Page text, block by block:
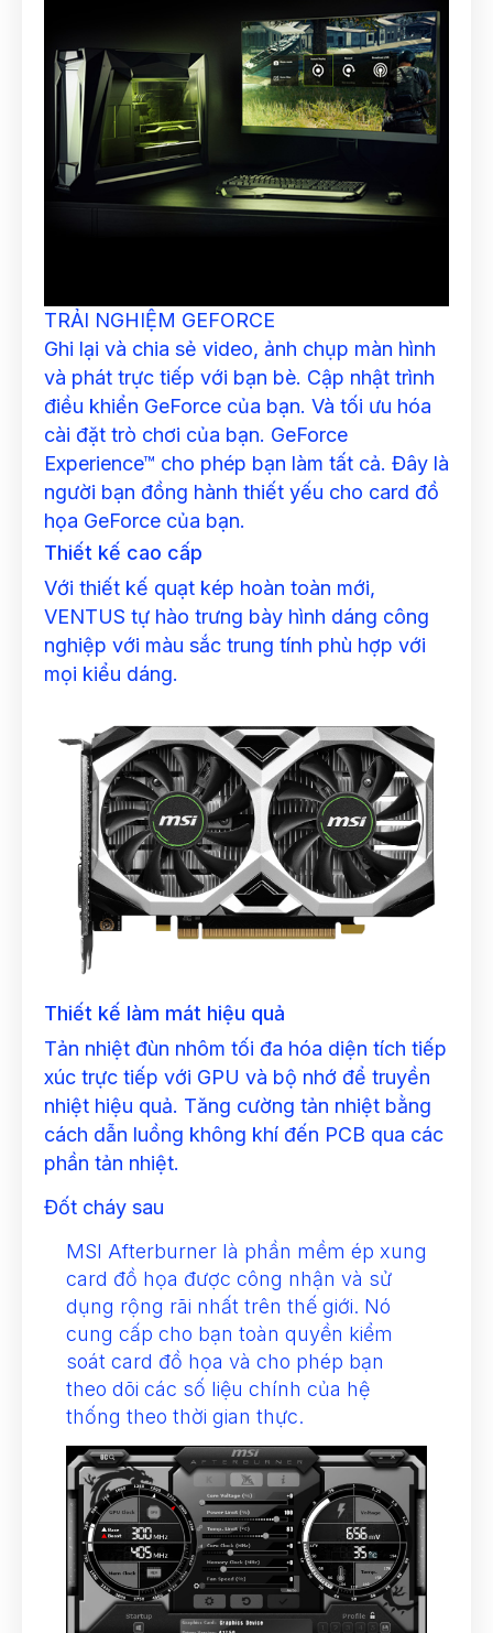
TRẢI NGHIỆM GEFORCE
Ghi lại và chia sẻ video, ảnh chụp màn hình
và phát trực tiếp với bạn bè. Cập nhật trình
điều khiển GeForce của bạn. Và tối ưu hóa
cài đặt trò chơi của bạn. GeForce
Experience™ cho phép bạn làm tất cả. Đây là
người bạn đồng hành thiết yếu cho card đồ
họa GeForce của bạn.
Thiết kế cao cấp
Với thiết kế quạt kép hoàn toàn mới,
VENTUS tự hào trưng bày hình dáng công
nghiệp với màu sắc trung tính phù hợp với
mọi kiểu dáng.
Thiết kế làm mát hiệu quả
Tản nhiệt đùn nhôm tối đa hóa diện tích tiếp
xúc trực tiếp với GPU và bộ nhớ để truyền
nhiệt hiệu quả. Tăng cường tản nhiệt bằng
cách dẫn luồng không khí đến PCB qua các
phần tản nhiệt.
Đốt cháy sau
MSI Afterburner là phần mềm ép xung
card đồ họa được công nhận và sử
dụng rộng rãi nhất trên thế giới. Nó
cung cấp cho bạn toàn quyền kiểm
soát card đồ họa và cho phép bạn
theo dõi các số liệu chính của hệ
thống theo thời gian thực.